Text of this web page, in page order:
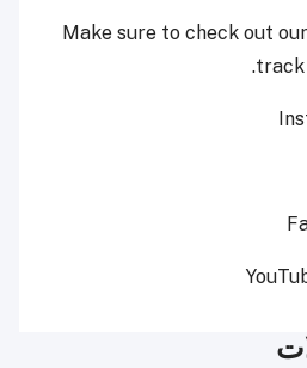
Make sure to check out
track